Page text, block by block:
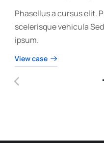
Phasellus a cursus elit.
scelerisque vehicula
ipsum.
View case